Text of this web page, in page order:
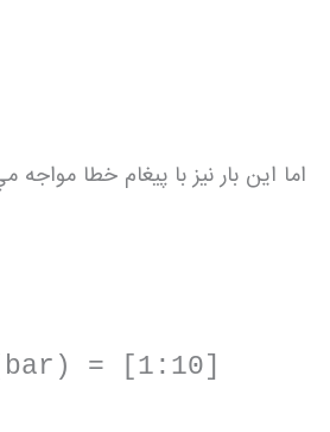
اما اين بار نيز با پيغام خطا مواجه
= [1:10]